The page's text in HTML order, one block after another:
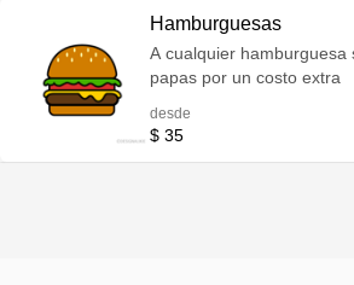
Hamburguesas
A cualquier
papas por un costo extra
desde
$ 35